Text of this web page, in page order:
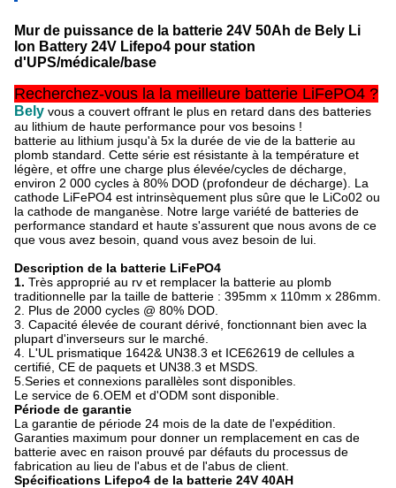
Mur de puissance de la batterie 24V 50Ah de Bely Li
Ion Battery 24V Lifepo4 pour station
d'UPS/médicale/base
Recherchez-vous la la meilleure batterie LiFePO4 ?
Bely vous a couvert offrant le plus en retard dans des batteries
au lithium de haute performance pour vos besoins !
batterie au lithium jusqu'à 5x la durée de vie de la batterie au
plomb standard. Cette série est résistante à la température et
légère, et offre une charge plus élevée/cycles de décharge,
environ 2 000 cycles à 80% DOD (profondeur de décharge). La
cathode LiFePO4 est intrinsèquement plus sûre que le LiCo02 ou
la cathode de manganèse. Notre large variété de batteries de
performance standard et haute s'assurent que nous avons de ce
que vous avez besoin, quand vous avez besoin de lui.
Description de la batterie LiFePO4
1. Très approprié au rv et remplacer la batterie au plomb
traditionnelle par la taille de batterie : 395mm x 110mm x 286mm.
2. Plus de 2000 cycles @ 80% DOD.
3. Capacité élevée de courant dérivé, fonctionnant bien avec la
plupart d'inverseurs sur le marché.
4. L'UL prismatique 1642& UN38.3 et ICE62619 de cellules a
certifié, CE de paquets et UN38.3 et MSDS.
5.Series et connexions parallèles sont disponibles.
Le service de 6.OEM et d'ODM sont disponible.
Période de garantie
La garantie de période 24 mois de la date de l'expédition.
Garanties maximum pour donner un remplacement en cas de
batterie avec en raison prouvé par défauts du processus de
fabrication au lieu de l'abus et de l'abus de client.
Spécifications Lifepo4 de la batterie 24V 40AH